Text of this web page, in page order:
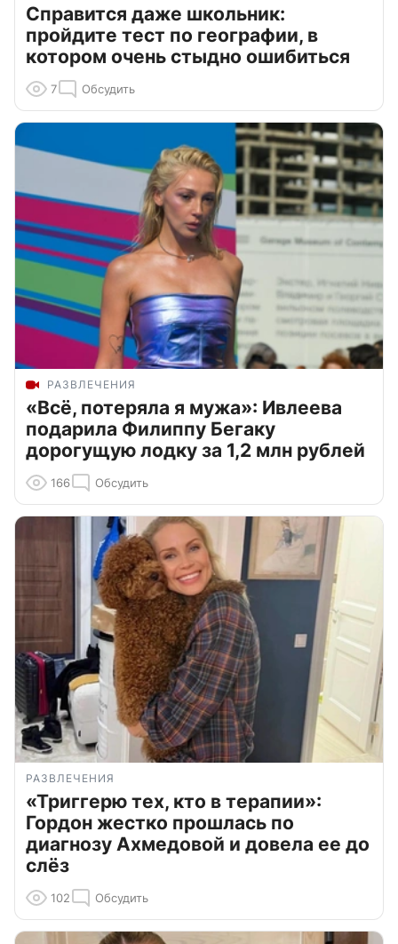
Справится даже школьник:
пройдите тест по географии, в
котором очень стыдно ошибиться
7 Обсудить
РАЗВЛЕЧЕНИЯ
«Всё, потеряла я мужа»: Ивлеева
подарила Филиппу Бегаку
дорогущую лодку за 1,2 млн рублей
166 Обсудить
РАЗВЛЕЧЕНИЯ
«Триггерю тех, кто в терапии»:
Гордон жестко прошлась по
диагнозу Ахмедовой и довела ее до
слёз
102 Обсудить